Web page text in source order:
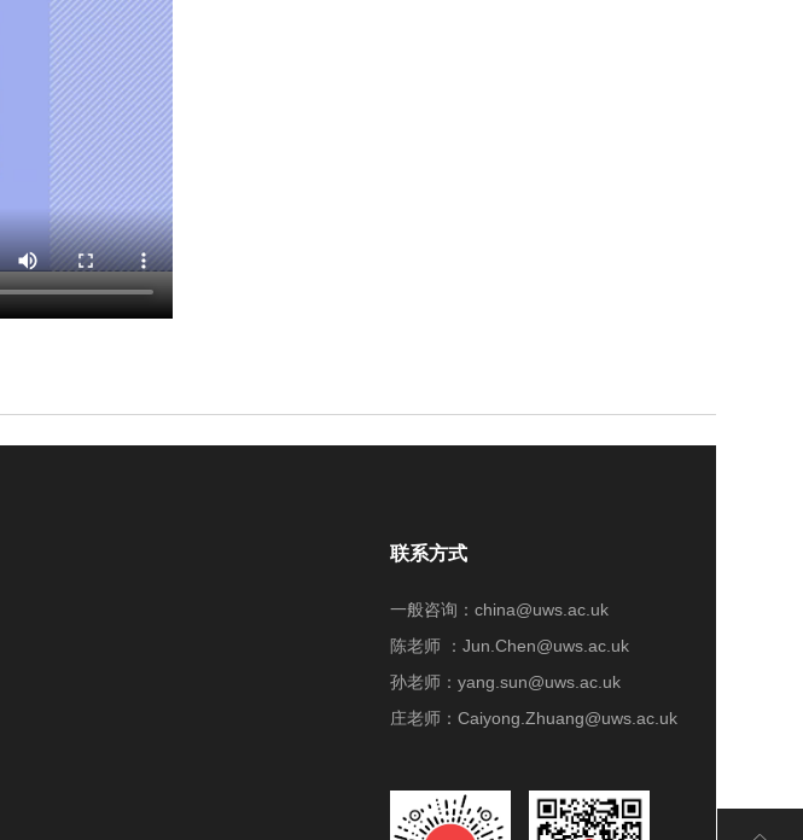
联系方式
一般咨询：china@uws.ac.uk
陈老师 ：Jun.Chen@uws.ac.uk
孙老师：yang.sun@uws.ac.uk
庄老师：Caiyong.Zhuang@uws.ac.uk